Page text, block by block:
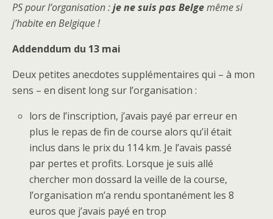
PS pour l’organisation :je ne suis pas Belgemême si
j’habite en Belgique !
Addenddum du 13 mai
Deux petites anecdotes supplémentaires qui – à mon
sens – en disent long sur l’organisation :
lors de l’inscription, j’avais payé par erreur en
plus le repas de fin de course alors qu’il était
inclus dans le prix du 114 km. Je l’avais passé
par pertes et profits. Lorsque je suis allé
chercher mon dossard la veille de la course,
l’organisation m’a rendu spontanément les 8
euros que j’avais payé en trop